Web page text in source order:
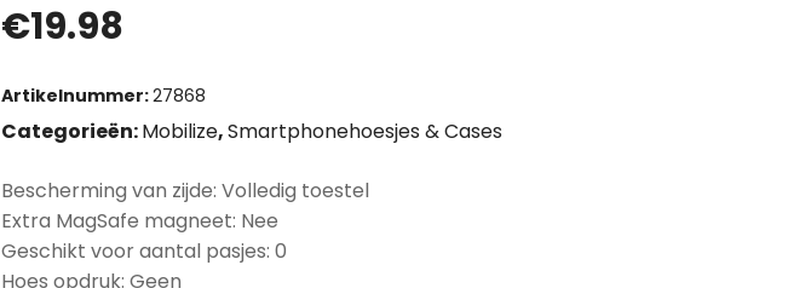
€19.98
Artikelnummer:27868
Categorieën:Mobilize,Smartphonehoesjes & Cases
Bescherming van zijde: Volledig toestel
Extra MagSafe magneet: Nee
Geschikt voor aantal pasjes: 0
Hoes opdruk: Geen